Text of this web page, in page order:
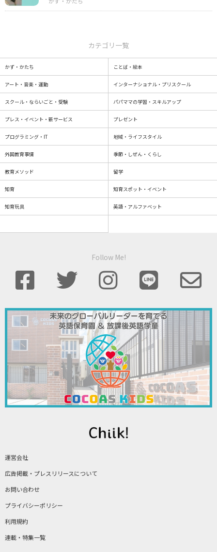
運営会社
広告掲載・プレスリリースについて
お問い合わせ
プライバシーポリシー
利用規約
連載・特集一覧
カテゴリ一覧
かず・かたち ことば・絵本
アート・音楽・運動 インターナショナル・プリスクール
スクール・ならいごと・受験 パパママの学習・スキルアップ
プレス・イベント・新サービス プレゼント
プログラミング・IT 地域・ライフスタイル
外国教育事情 季節・しぜん・くらし
教育メソッド 留学
知育 知育スポット・イベント
知育玩具 英語・アルファベット
Follow Me!